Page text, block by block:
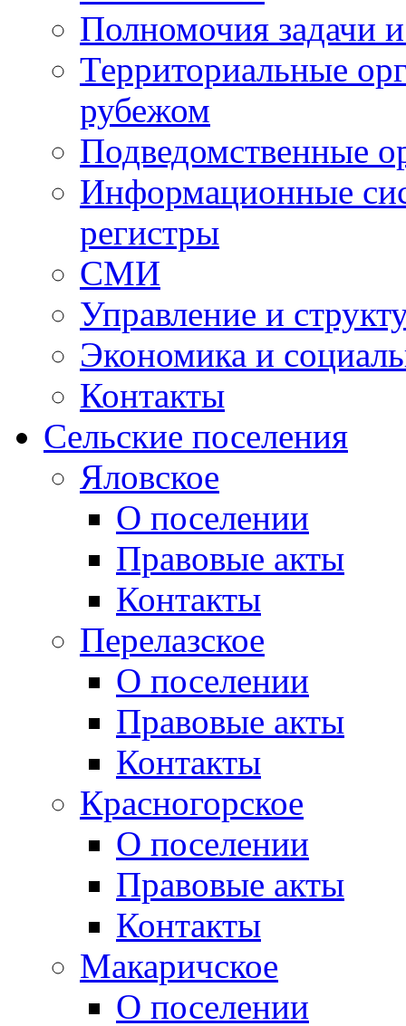
Полномочия задачи
Территориальные
рубежом
Подведомственные
Информационные
регистры
СМИ
Управление и
Экономика и
Контакты
Сельские поселения
Яловское
О поселении
Правовые акты
Контакты
Перелазское
О поселении
Правовые акты
Контакты
Красногорское
О поселении
Правовые акты
Контакты
Макаричское
О поселении